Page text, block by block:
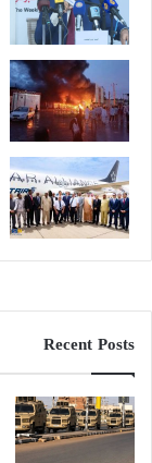
Recent Posts